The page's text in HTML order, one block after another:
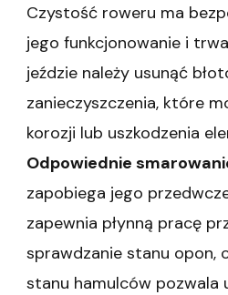
Czystość roweru ma
jego funkcjonowanie i
jeździe należy usunąć
zanieczyszczenia, które
korozji lub uszkodzenia
Odpowiednie
zapobiega jego
zapewnia płynną pracę
sprawdzanie stanu opon,
stanu hamulców pozwala